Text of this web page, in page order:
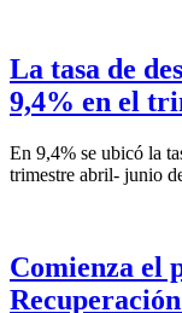
La tasa de
9,4% en el
En 9,4% se ubicó la
trimestre abril- junio
Comienza el